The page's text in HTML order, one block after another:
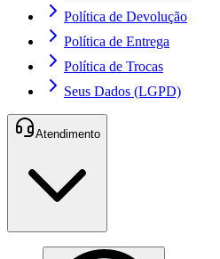
Política de Devolução
Política de Entrega
Política de Trocas
Seus Dados (LGPD)
Atendimento